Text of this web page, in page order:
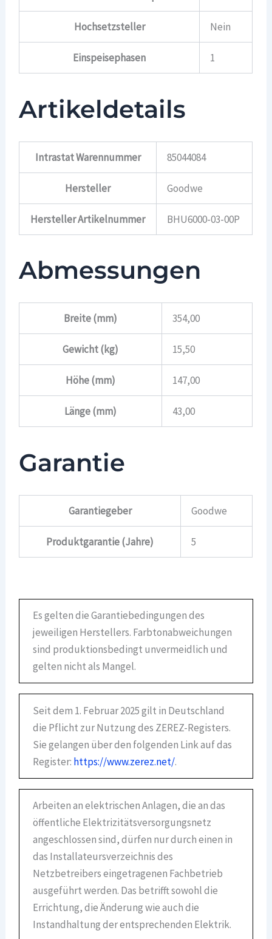
Hochsetzsteller Nein
Einspeisephasen 1
Artikeldetails
Intrastat Warennummer 85044084
Hersteller Goodwe
Hersteller Artikelnummer BHU6000-03-00P
Abmessungen
Breite (mm) 354,00
Gewicht (kg) 15,50
Höhe (mm) 147,00
Länge (mm) 43,00
Garantie
Garantiegeber Goodwe
Produktgarantie (Jahre) 5
Es gelten die Garantiebedingungen des
jeweiligen Herstellers. Farbtonabweichungen
sind produktionsbedingt unvermeidlich und
gelten nicht als Mangel.
Seit dem 1. Februar 2025 gilt in Deutschland
die Pflicht zur Nutzung des ZEREZ-Registers.
Sie gelangen über den folgenden Link auf das
Register: https://www.zerez.net/.
Arbeiten an elektrischen Anlagen, die an das
öffentliche Elektrizitätsversorgungsnetz
angeschlossen sind, dürfen nur durch einen in
das Installateursverzeichnis des
Netzbetreibers eingetragenen Fachbetrieb
ausgeführt werden. Das betrifft sowohl die
Errichtung, die Änderung wie auch die
Instandhaltung der entsprechenden Elektrik.